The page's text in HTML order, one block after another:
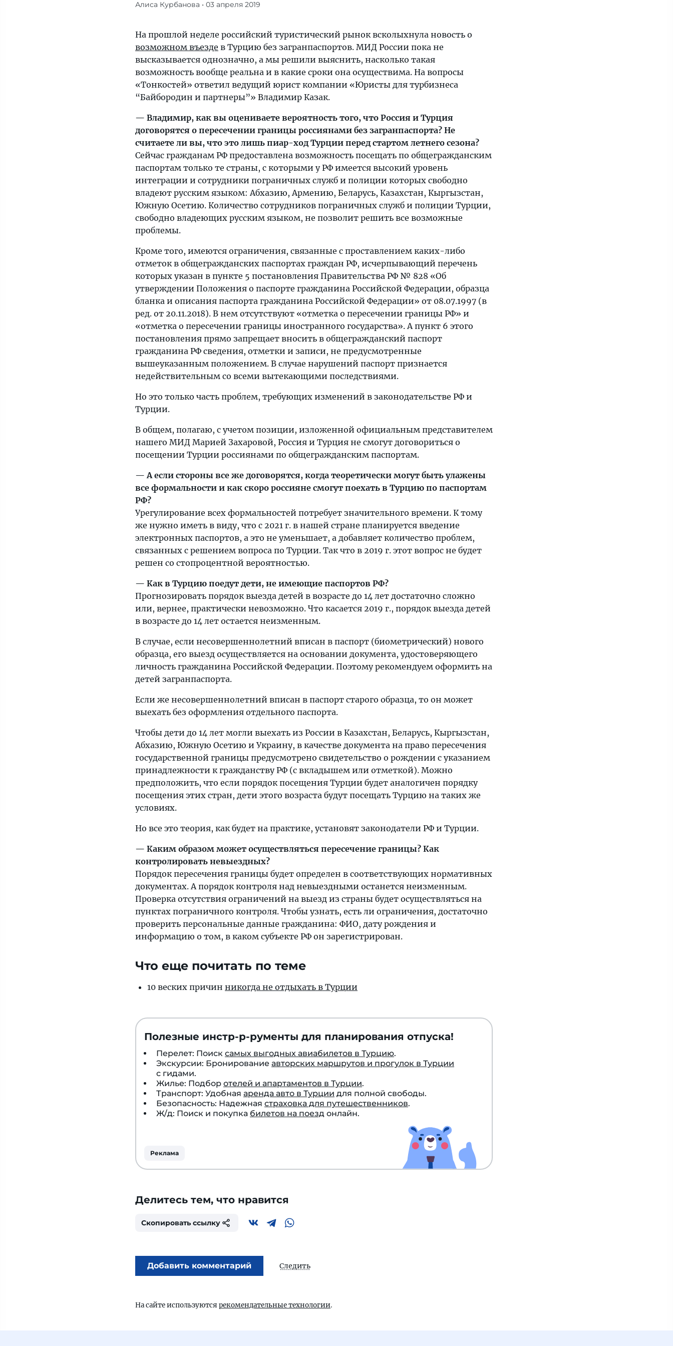
На
«Тонкостей»
ответил
ведущий
юрист
компании
«Байбородин
партнеры»
Владимир
Казак.
Алиса Курбанова • 03 апреля 2019
На прошлой неделе российский туристический рынок всколыхнула новость о
возможном въезде в Турцию без загранпаспортов. МИД России пока не
высказывается однозначно, а мы решили выяснить, насколько такая
возможность вообще реальна и в какие сроки она осуществима. На вопросы
«Тонкостей» ответил ведущий юрист компании «Юристы для турбизнеса
“Байбородин и партнеры”» Владимир Казак.
— Владимир, как вы оцениваете вероятность того, что Россия и Турция
договорятся о пересечении границы россиянами без загранпаспорта? Не
считаете ли вы, что это лишь пиар-ход Турции перед стартом летнего сезона?
Сейчас гражданам РФ предоставлена возможность посещать по общегражданским
паспортам только те страны, с которыми у РФ имеется высокий уровень
интеграции и сотрудники пограничных служб и полиции которых свободно
владеют русским языком: Абхазию, Армению, Беларусь, Казахстан, Кыргызстан,
Южную Осетию. Количество сотрудников пограничных служб и полиции Турции,
свободно владеющих русским языком, не позволит решить все возможные
проблемы.
Кроме того, имеются ограничения, связанные с проставлением каких-либо
отметок в общегражданских паспортах граждан РФ, исчерпывающий перечень
которых указан в пункте 5 постановления Правительства РФ № 828 «Об
утверждении Положения о паспорте гражданина Российской Федерации, образца
бланка и описания паспорта гражданина Российской Федерации» от 08.07.1997 (в
ред. от 20.11.2018). В нем отсутствуют «отметка о пересечении границы РФ» и
«отметка о пересечении границы иностранного государства». А пункт 6 этого
постановления прямо запрещает вносить в общегражданский паспорт
гражданина РФ сведения, отметки и записи, не предусмотренные
вышеуказанным положением. В случае нарушений паспорт признается
недействительным со всеми вытекающими последствиями.
Но это только часть проблем, требующих изменений в законодательстве РФ и
Турции.
В общем, полагаю, с учетом позиции, изложенной официальным представителем
нашего МИД Марией Захаровой, Россия и Турция не смогут договориться о
посещении Турции россиянами по общегражданским паспортам.
— А если стороны все же договорятся, когда теоретически могут быть улажены
все формальности и как скоро россияне смогут поехать в Турцию по паспортам
РФ?
Урегулирование всех формальностей потребует значительного времени. К тому
же нужно иметь в виду, что с 2021 г. в нашей стране планируется введение
электронных паспортов, а это не уменьшает, а добавляет количество проблем,
связанных с решением вопроса по Турции. Так что в 2019 г. этот вопрос не будет
решен со стопроцентной вероятностью.
— Как в Турцию поедут дети, не имеющие паспортов РФ?
Прогнозировать порядок выезда детей в возрасте до 14 лет достаточно сложно
или, вернее, практически невозможно. Что касается 2019 г., порядок выезда детей
в возрасте до 14 лет остается неизменным.
В случае, если несовершеннолетний вписан в паспорт (биометрический) нового
образца, его выезд осуществляется на основании документа, удостоверяющего
личность гражданина Российской Федерации. Поэтому рекомендуем оформить на
детей загранпаспорта.
Если же несовершеннолетний вписан в паспорт старого образца, то он может
выехать без оформления отдельного паспорта.
Чтобы дети до 14 лет могли выехать из России в Казахстан, Беларусь, Кыргызстан,
Абхазию, Южную Осетию и Украину, в качестве документа на право пересечения
государственной границы предусмотрено свидетельство о рождении с указанием
принадлежности к гражданству РФ (с вкладышем или отметкой). Можно
предположить, что если порядок посещения Турции будет аналогичен порядку
посещения этих стран, дети этого возраста будут посещать Турцию на таких же
условиях.
Но все это теория, как будет на практике, установят законодатели РФ и Турции.
— Каким образом может осуществляться пересечение границы? Как
контролировать невыездных?
Порядок пересечения границы будет определен в соответствующих нормативных
документах. А порядок контроля над невыездными останется неизменным.
Проверка отсутствия ограничений на выезд из страны будет осуществляться на
пунктах пограничного контроля. Чтобы узнать, есть ли ограничения, достаточно
проверить персональные данные гражданина: ФИО, дату рождения и
информацию о том, в каком субъекте РФ он зарегистрирован.
Что еще почитать по теме
10 веских причин никогда не отдыхать в Турции
Полезные инстр-р-рументы для планирования отпуска!
Перелет: Поиск самых выгодных авиабилетов в Турцию.
Экскурсии: Бронирование авторских маршрутов и прогулок в Турции
с гидами.
Жилье: Подбор отелей и апартаментов в Турции.
Транспорт: Удобная аренда авто в Турции для полной свободы.
Безопасность: Надежная страховка для путешественников.
Ж/д: Поиск и покупка билетов на поезд онлайн.
Реклама
Делитесь тем, что нравится
Скопировать ссылку
Добавить комментарий Следить
На сайте используются рекомендательные технологии.